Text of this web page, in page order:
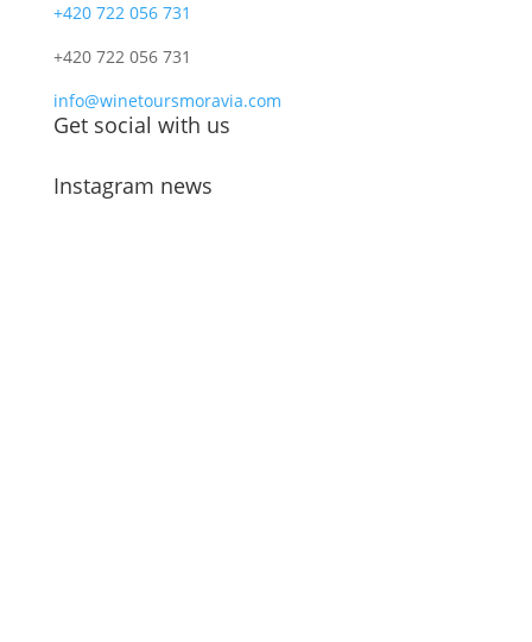
+420 722 056 731
+420 722 056 731
info@winetoursmoravia.com
Get social with us
Instagram news